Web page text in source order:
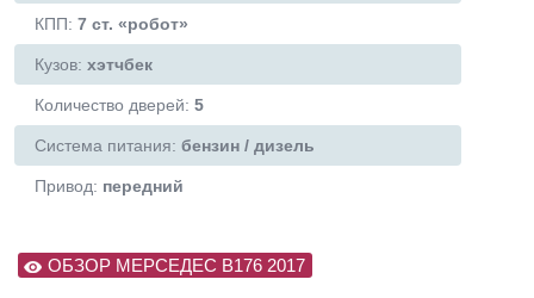
КПП: 7 ст. «робот»
Кузов: хэтчбек
Количество дверей: 5
Система питания: бензин / дизель
Привод: передний
ОБЗОР МЕРСЕДЕС В176 2017